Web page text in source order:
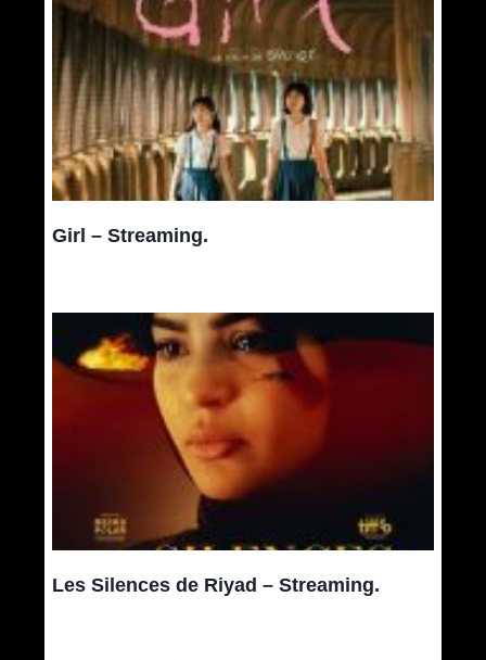
Girl – Streaming.
Les Silences de Riyad – Streaming.